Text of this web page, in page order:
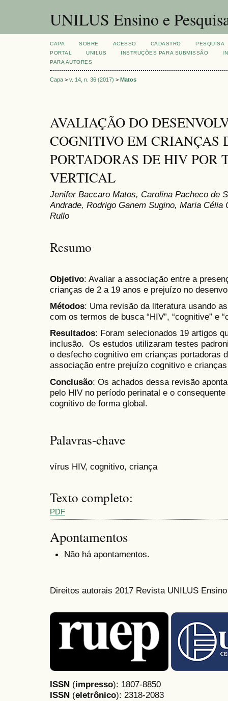
UNILUS Ensino e
CAPA SOBRE ACESSO CADASTRO
PESQUISA
PORTAL
UNILUS INSTRUÇÕES PARA SUBMISSÃO
PARA AUTORES
Capa > v. 14, n. 36 (2017) > Matos
AVALIAÇÃO DO
COGNITIVO EM CRIANÇAS
PORTADORAS DE HIV POR
VERTICAL
Jenifer Baccaro Matos, Carolina Pacheco de
Andrade, Rodrigo Ganem Sugino, Maria
Rullo
Resumo
Objetivo: Avaliar a associação entre a
crianças de 2 a 19 anos e prejuízo no
Métodos: Uma revisão da literatura usando
com os termos de busca “HIV”, “cognitive” e
Resultados: Foram selecionados 19 artigos
inclusão. Os estudos utilizaram testes
o desfecho cognitivo em crianças portadoras
associação entre prejuízo cognitivo e
Conclusão: Os achados dessa revisão
pelo HIV no período perinatal e o
cognitivo de forma global.
Palavras-chave
vírus HIV, cognitivo, criança
Texto completo:
PDF
Apontamentos
Não há apontamentos.
Direitos autorais 2017 Revista UNILUS
ISSN (impresso): 1807-8850
ISSN (eletrônico): 2318-2083